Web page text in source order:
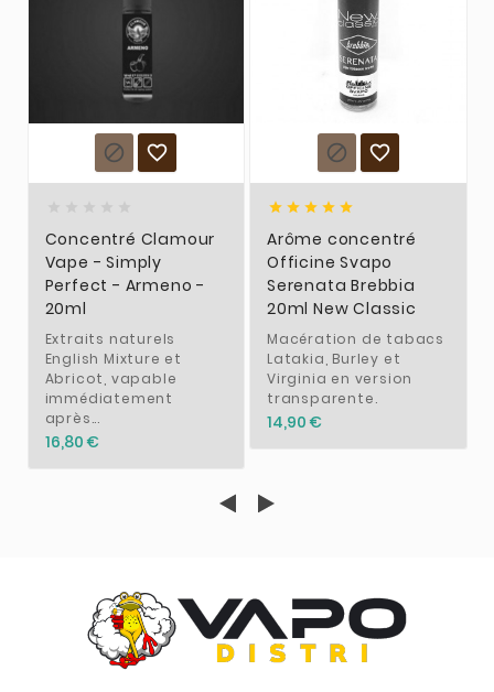
 
Concentré Clamour
Vape - Simply
Perfect - Armeno -
20ml
Extraits naturels
English Mixture et
Abricot, vapable
immédiatement
après...
16,80 €
 
    
Arôme concentré
Officine Svapo
Serenata Brebbia
20ml New Classic
Macération de tabacs
Latakia, Burley et
Virginia en version
transparente.
14,90 €